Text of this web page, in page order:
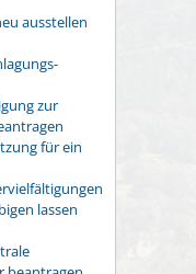
ausstellen
zur
für ein
lassen